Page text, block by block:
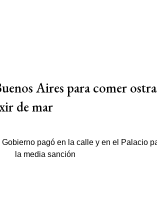
Aires para comer
de mar